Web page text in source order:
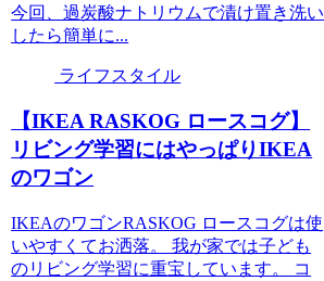
今回、過炭酸ナトリウムで漬け置き洗い
したら簡単に...
ライフスタイル
【IKEA RASKOG ロースコグ】
リビング学習にはやっぱりIKEA
のワゴン
IKEAのワゴンRASKOG ロースコグは使
いやすくてお洒落。 我が家では子ども
のリビング学習に重宝しています。 コ